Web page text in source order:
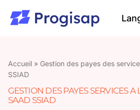
contenu
A propos
Clients
Accueil» Gestion des payes des
SSIAD
GESTION DES PAYES SERVICES
SAAD SSIAD